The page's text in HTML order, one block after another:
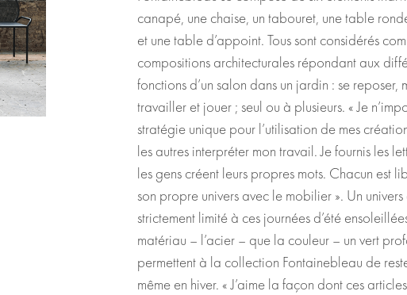
canapé, une chaise, un tabouret, une table
et une table d’appoint. Tous sont considérés
compositions architecturales répondant aux
fonctions d’un salon dans un jardin : se reposer,
travailler et jouer ; seul ou à plusieurs. « Je
stratégie unique pour l’utilisation de mes
les autres interpréter mon travail. Je fournis les
les gens créent leurs propres mots. Chacun est
son propre univers avec le mobilier ». Un univers
strictement limité à ces journées d’été
matériau – l’acier – que la couleur – un vert
permettent à la collection Fontainebleau de
même en hiver. « J’aime la façon dont ces